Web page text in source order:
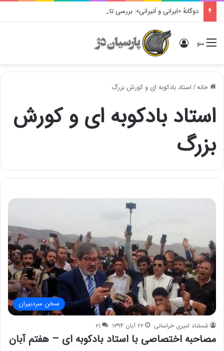
دوگانهٔ «ایرانی و اَنیرانی»: بررسی تاریخی، مفهومی و ایدئولوژیک
منو ورود
خانه/استاد بادکوبه ای و کورش بزرگ
استاد بادکوبه ای و کورش
بزرگ
سخن سردبیران
شمشاد امیری خراسانی ۲۲ آبان ۱۳۹۴ ۲۱
مصاحبه اختصاصی با استاد بادکوبه ای – هفتم آبان